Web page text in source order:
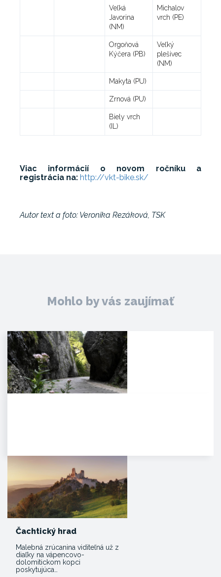
Veľká
Javorina
(NM)
Michalov
vrch (PE)
Orgoňová
Kýčera (PB)
Veľký
plešivec
(NM)
Makyta (PU)
Zrnová (PU)
Biely vrch
(IL)
Viac informácií o novom ročníku a
registrácia na: http://vkt-bike.sk/
Autor text a foto: Veronika Rezáková, TSK
Mohlo by vás zaujímať
Čachtický hrad
Malebná zrúcanina viditeľná už z
diaľky na vápencovo-
dolomitickom kopci
poskytujúca…